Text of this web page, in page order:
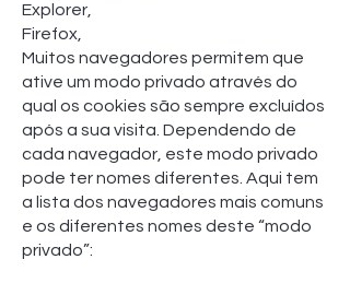
Explorer,
Firefox,
Muitos navegadores permitem que
ative um modo privado através do
qual os cookies são sempre excluídos
após a sua visita. Dependendo de
cada navegador, este modo privado
pode ter nomes diferentes. Aqui tem
a lista dos navegadores mais comuns
e os diferentes nomes deste “modo
privado”: